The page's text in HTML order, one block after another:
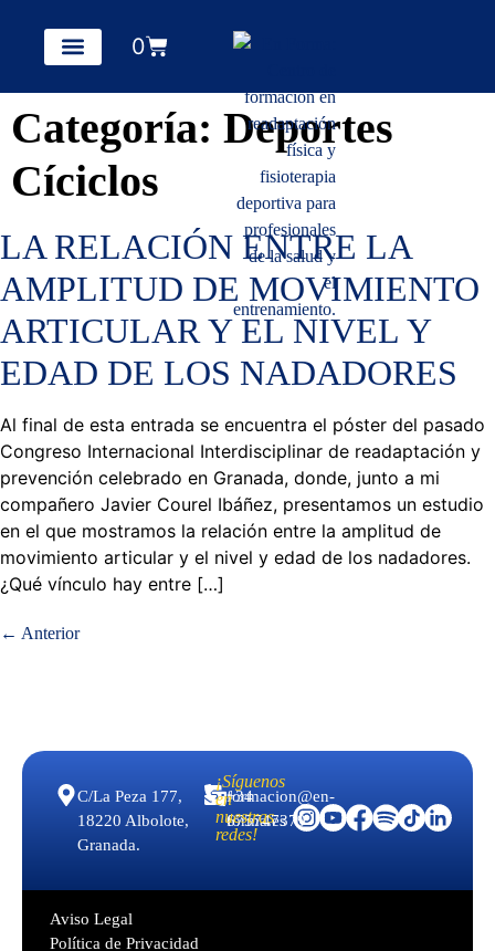
0
Categoría: Deportes
Cíciclos
LA RELACIÓN ENTRE LA
AMPLITUD DE MOVIMIENTO
ARTICULAR Y EL NIVEL Y
EDAD DE LOS NADADORES
Al final de esta entrada se encuentra el póster del pasado
Congreso Internacional Interdisciplinar de readaptación y
prevención celebrado en Granada, donde, junto a mi
compañero Javier Courel Ibáñez, presentamos un estudio
en el que mostramos la relación entre la amplitud de
movimiento articular y el nivel y edad de los nadadores.
¿Qué vínculo hay entre […]
← Anterior
C/La Peza 177,
18220 Albolote,
Granada.
formacion@en-
forma.es
+34
675747379
¡Síguenos
en
nuestras
redes!
Aviso Legal
Política de Privacidad